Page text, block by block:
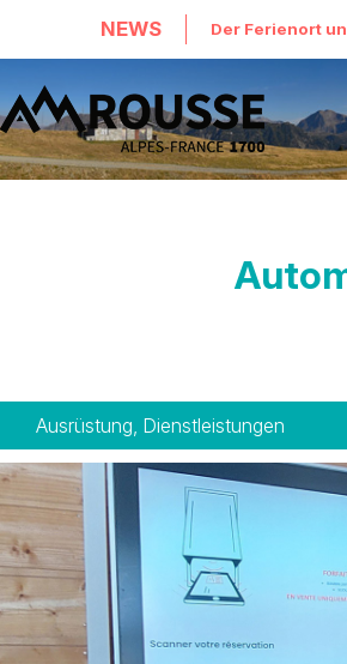
NEWS Der Ferienort
Ausrüstung, Dienstleistungen